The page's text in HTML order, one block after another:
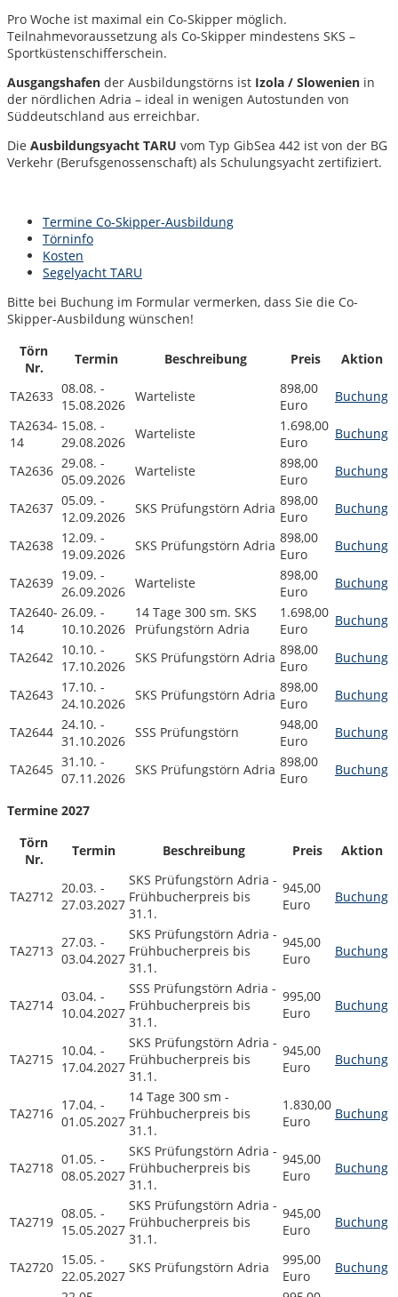
Pro Woche ist maximal ein Co-Skipper möglich.
Teilnahmevoraussetzung als Co-Skipper mindestens SKS –
Sportküstenschifferschein.
Ausgangshafen der Ausbildungstörns ist Izola / Slowenien in
der nördlichen Adria – ideal in wenigen Autostunden von
Süddeutschland aus erreichbar.
Die Ausbildungsyacht TARU vom Typ GibSea 442 ist von der BG
Verkehr (Berufsgenossenschaft) als Schulungsyacht zertifiziert.
Termine Co-Skipper-Ausbildung
Törninfo
Kosten
Segelyacht TARU
Bitte bei Buchung im Formular vermerken, dass Sie die Co-
Skipper-Ausbildung wünschen!
Törn
Nr.
Termin Beschreibung Preis Aktion
TA2633 08.08. -
15.08.2026
Warteliste
898,00
Euro
Buchung
TA2634-
14
15.08. -
29.08.2026
Warteliste
1.698,00
Euro
Buchung
TA2636 29.08. -
05.09.2026
Warteliste
898,00
Euro
Buchung
TA2637 05.09. -
12.09.2026
SKS Prüfungstörn Adria 898,00
Euro
Buchung
TA2638 12.09. -
19.09.2026
SKS Prüfungstörn Adria 898,00
Euro
Buchung
TA2639 19.09. -
26.09.2026
Warteliste
898,00
Euro
Buchung
TA2640-
14
26.09. -
10.10.2026
14 Tage 300 sm. SKS
Prüfungstörn Adria
1.698,00
Euro
Buchung
TA2642 10.10. -
17.10.2026
SKS Prüfungstörn Adria 898,00
Euro
Buchung
TA2643 17.10. -
24.10.2026
SKS Prüfungstörn Adria 898,00
Euro
Buchung
TA2644 24.10. -
31.10.2026
SSS Prüfungstörn
948,00
Euro
Buchung
TA2645 31.10. -
07.11.2026
SKS Prüfungstörn Adria 898,00
Euro
Buchung
Termine 2027
Törn
Nr.
Termin Beschreibung Preis Aktion
TA2712
20.03. -
27.03.2027
SKS Prüfungstörn Adria -
Frühbucherpreis bis
31.1.
945,00
Euro
Buchung
TA2713
27.03. -
03.04.2027
SKS Prüfungstörn Adria -
Frühbucherpreis bis
31.1.
945,00
Euro
Buchung
TA2714
03.04. -
10.04.2027
SSS Prüfungstörn Adria -
Frühbucherpreis bis
31.1.
995,00
Euro
Buchung
TA2715
10.04. -
17.04.2027
SKS Prüfungstörn Adria -
Frühbucherpreis bis
31.1.
945,00
Euro
Buchung
TA2716
17.04. -
01.05.2027
14 Tage 300 sm -
Frühbucherpreis bis
31.1.
1.830,00
Euro
Buchung
TA2718
01.05. -
08.05.2027
SKS Prüfungstörn Adria -
Frühbucherpreis bis
31.1.
945,00
Euro
Buchung
TA2719
08.05. -
15.05.2027
SKS Prüfungstörn Adria -
Frühbucherpreis bis
31.1.
945,00
Euro
Buchung
TA2720 15.05. -
22.05.2027
SKS Prüfungstörn Adria
995,00
Euro
Buchung